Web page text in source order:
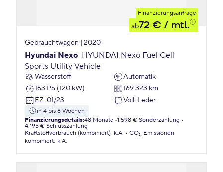
Finanzierungsanfrage
ab72 € / mtl.
Gebrauchtwagen | 2020
Hyundai Nexo HYUNDAI Nexo Fuel Cell
Sports Utility Vehicle
Wasserstoff
Automatik
163 PS (120 kW)
169.323 km
EZ: 01/23 Voll-Leder
in 4 bis 8 Wochen
Finanzierungsdetails:48 Monate 1.598 € Sonderzahlung
4.195 € Schlusszahlung
Kraftstoffverbrauch (kombiniert): k.A.
CO₂-Emissionen
kombiniert: k.A.